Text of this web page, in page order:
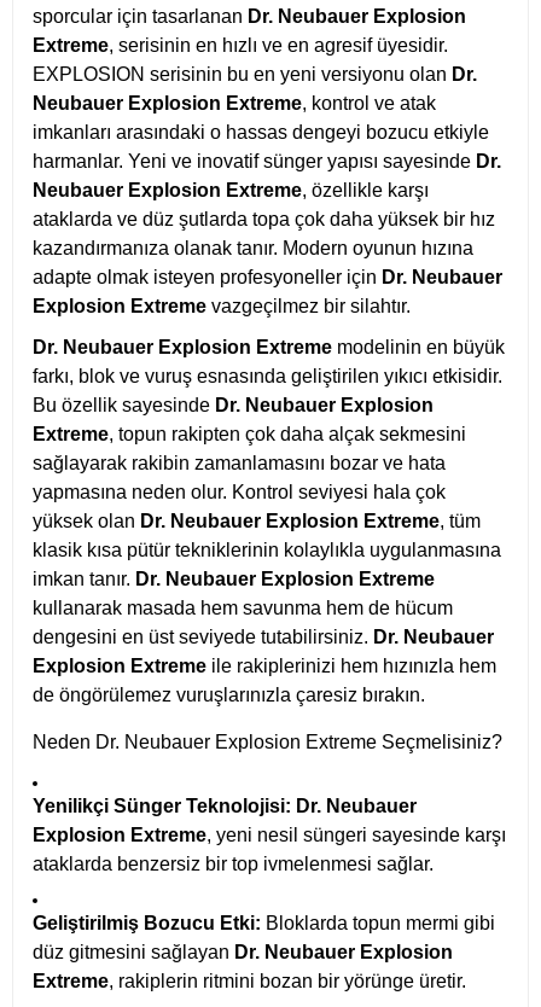
sporcular için tasarlanan Dr. Neubauer Explosion
Extreme, serisinin en hızlı ve en agresif üyesidir.
EXPLOSION serisinin bu en yeni versiyonu olan Dr.
Neubauer Explosion Extreme, kontrol ve atak
imkanları arasındaki o hassas dengeyi bozucu etkiyle
harmanlar. Yeni ve inovatif sünger yapısı sayesinde Dr.
Neubauer Explosion Extreme, özellikle karşı
ataklarda ve düz şutlarda topa çok daha yüksek bir hız
kazandırmanıza olanak tanır. Modern oyunun hızına
adapte olmak isteyen profesyoneller için Dr. Neubauer
Explosion Extreme vazgeçilmez bir silahtır.
Dr. Neubauer Explosion Extreme modelinin en büyük
farkı, blok ve vuruş esnasında geliştirilen yıkıcı etkisidir.
Bu özellik sayesinde Dr. Neubauer Explosion
Extreme, topun rakipten çok daha alçak sekmesini
sağlayarak rakibin zamanlamasını bozar ve hata
yapmasına neden olur. Kontrol seviyesi hala çok
yüksek olan Dr. Neubauer Explosion Extreme, tüm
klasik kısa pütür tekniklerinin kolaylıkla uygulanmasına
imkan tanır. Dr. Neubauer Explosion Extreme
kullanarak masada hem savunma hem de hücum
dengesini en üst seviyede tutabilirsiniz. Dr. Neubauer
Explosion Extreme ile rakiplerinizi hem hızınızla hem
de öngörülemez vuruşlarınızla çaresiz bırakın.
Neden Dr. Neubauer Explosion Extreme Seçmelisiniz?
Yenilikçi Sünger Teknolojisi: Dr. Neubauer
Explosion Extreme, yeni nesil süngeri sayesinde karşı
ataklarda benzersiz bir top ivmelenmesi sağlar.
Geliştirilmiş Bozucu Etki: Bloklarda topun mermi gibi
düz gitmesini sağlayan Dr. Neubauer Explosion
Extreme, rakiplerin ritmini bozan bir yörünge üretir.